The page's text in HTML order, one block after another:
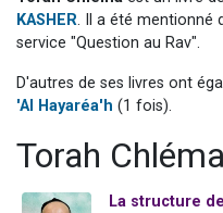
30
Il reste
KASHER. Il a été mentionné
service "Question au Rav".
D'autres de ses livres ont
'Al Hayaréa'h (1 fois).
Torah
La structure